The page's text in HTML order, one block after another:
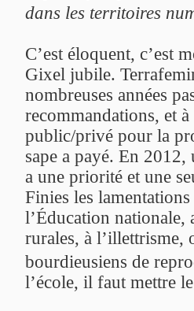
dans les territoires
C’est éloquent, c’est
Gixel jubile.
nombreuses années
recommandations, et
public/privé pour la
sape a payé. En
a une priorité et une
Finies les
l’Éducation nationale,
rurales, à l’illettrisme,
bourdieusiens de
l’école, il faut mettre